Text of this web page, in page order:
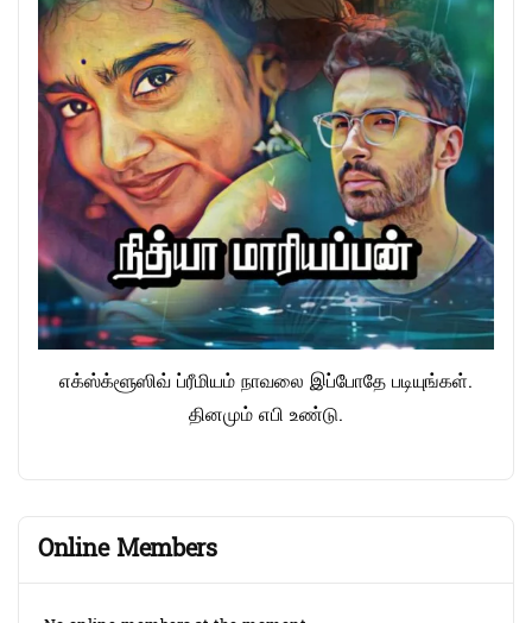
எக்ஸ்க்ளூஸிவ் ப்ரீமியம் நாவலை இப்போதே படியுங்கள்.
தினமும் எபி உண்டு.
Online Members